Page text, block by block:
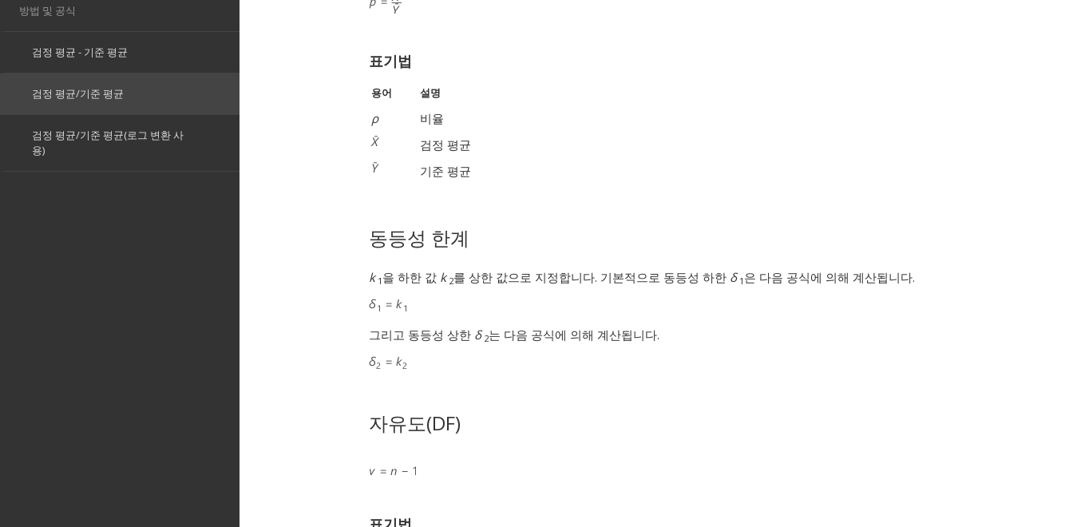
표기법
용어 설명
ρ
비율
검정 평균
기준 평균
동등성 한계
k 1 을 하한 값 k 2를 상한 값으로 지정합니다. 기본적으로 동등성 하한 δ 1 은 다음 공식에 의해 계산됩니다.
그리고 동등성 상한 δ 2는 다음 공식에 의해 계산됩니다.
자유도(DF)